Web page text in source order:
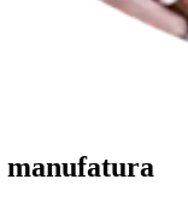
manufatura